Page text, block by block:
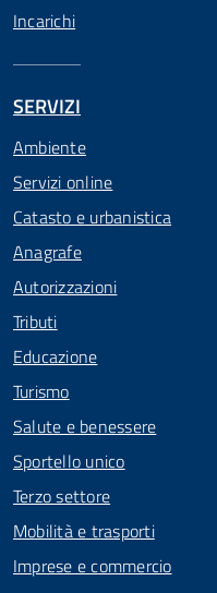
Incarichi
SERVIZI
Ambiente
Servizi online
Catasto e urbanistica
Anagrafe
Autorizzazioni
Tributi
Educazione
Turismo
Salute e benessere
Sportello unico
Terzo settore
Mobilità e trasporti
Imprese e commercio